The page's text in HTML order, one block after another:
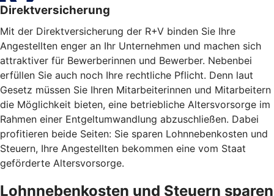
Direktversicherung
Mit der Direktversicherung der R+V binden Sie Ihre
Angestellten enger an Ihr Unternehmen und machen sich
attraktiver für Bewerberinnen und Bewerber. Nebenbei
erfüllen Sie auch noch Ihre rechtliche Pflicht. Denn laut
Gesetz müssen Sie Ihren Mitarbeiterinnen und Mitarbeitern
die Möglichkeit bieten, eine betriebliche Altersvorsorge im
Rahmen einer Entgeltumwandlung abzuschließen. Dabei
profitieren beide Seiten: Sie sparen Lohnnebenkosten und
Steuern, Ihre Angestellten bekommen eine vom Staat
geförderte Altersvorsorge.
Lohnnebenkosten und Steuern sparen